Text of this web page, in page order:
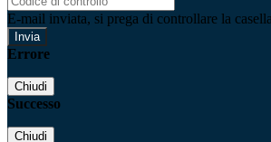
E-mail inviata, si prega di controllare la
Errore
Chiudi
Successo
Chiudi